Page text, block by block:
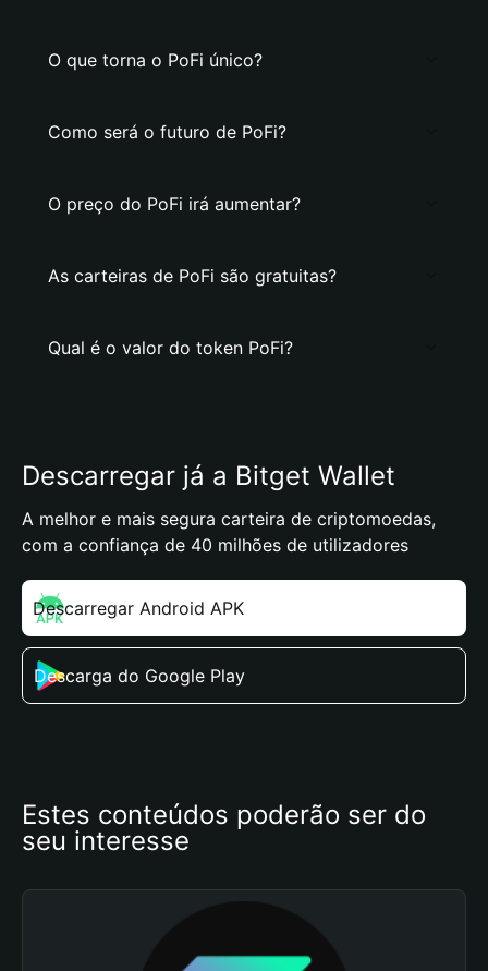
O que torna o PoFi único?
Como será o futuro de PoFi?
O preço do PoFi irá aumentar?
As carteiras de PoFi são gratuitas?
Qual é o valor do token PoFi?
Descarregar já a Bitget Wallet
A melhor e mais segura carteira de criptomoedas,
com a confiança de 40 milhões de utilizadores
Descarregar Android APK
Descarga do Google Play
Estes conteúdos poderão ser do
seu interesse